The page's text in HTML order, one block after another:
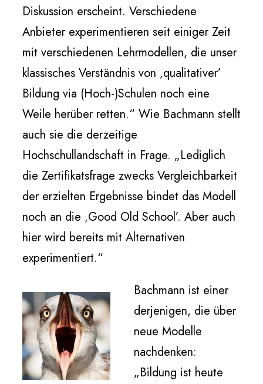
Diskussion erscheint. Verschiedene
Anbieter experimentieren seit einiger Zeit
mit verschiedenen Lehrmodellen, die unser
klassisches Verständnis von ‚qualitativer’
Bildung via (Hoch-)Schulen noch eine
Weile herüber retten.“ Wie Bachmann stellt
auch sie die derzeitige
Hochschullandschaft in Frage. „Lediglich
die Zertifikatsfrage zwecks Vergleichbarkeit
der erzielten Ergebnisse bindet das Modell
noch an die ‚Good Old School’. Aber auch
hier wird bereits mit Alternativen
experimentiert.“
Bachmann ist einer
derjenigen, die über
neue Modelle
nachdenken:
„Bildung ist heute